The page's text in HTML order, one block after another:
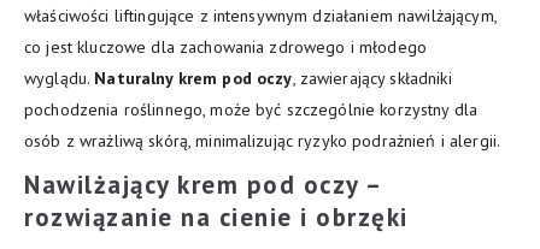
właściwości liftingujące z intensywnym działaniem nawilżającym,
co jest kluczowe dla zachowania zdrowego i młodego
wyglądu. Naturalny krem pod oczy, zawierający składniki
pochodzenia roślinnego, może być szczególnie korzystny dla
osób z wrażliwą skórą, minimalizując ryzyko podrażnień i alergii.
Nawilżający krem pod oczy –
rozwiązanie na cienie i obrzęki